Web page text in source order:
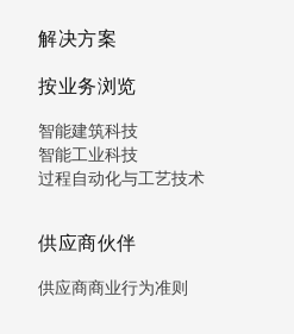
解决方案
按业务浏览
智能建筑科技
智能工业科技
过程自动化与工艺技术
供应商伙伴
供应商商业行为准则